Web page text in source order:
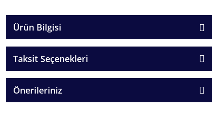
Ürün Bilgisi
Taksit Seçenekleri
Önerileriniz